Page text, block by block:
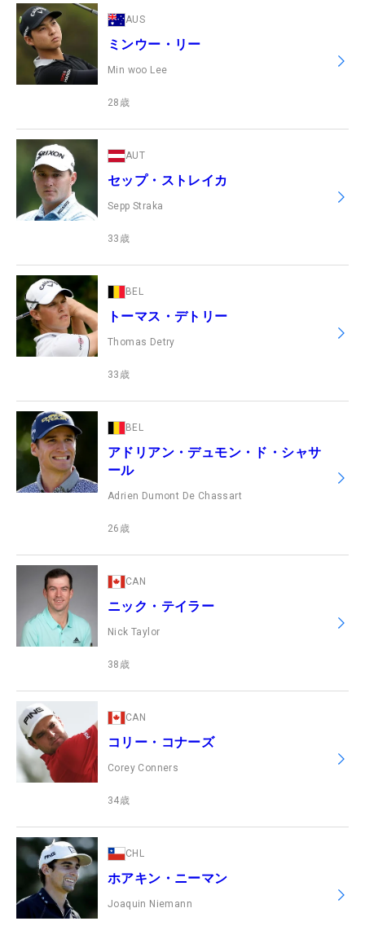
AUS
ミンウー・リー
Min woo Lee
28 歳
AUT
セップ・ストレイカ
Sepp Straka
33 歳
BEL
トーマス・デトリー
Thomas Detry
33 歳
BEL
アドリアン・デュモン・ド・シャサ
ール
Adrien Dumont De Chassart
26 歳
CAN
ニック・テイラー
Nick Taylor
38 歳
CAN
コリー・コナーズ
Corey Conners
34歳
CHL
ホアキン・ニーマン
Joaquin Niemann